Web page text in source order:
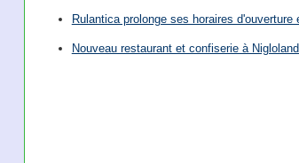
Rulantica prolonge ses horaires
Nouveau restaurant et confiserie à